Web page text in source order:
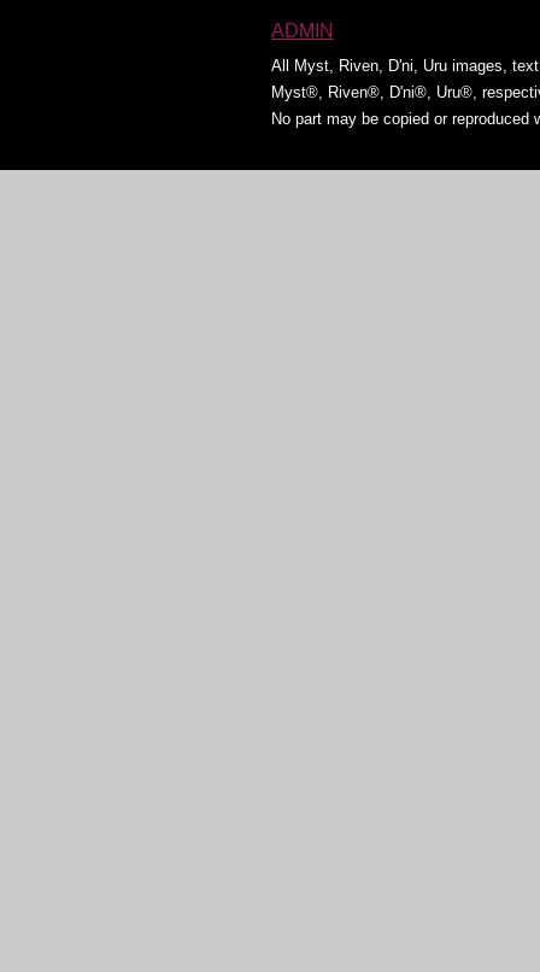
ADMIN
All Myst, Riven, D'ni, Uru images,
Myst®, Riven®, D'ni®, Uru®,
No part may be copied or